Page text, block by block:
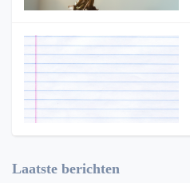
Laatste berichten